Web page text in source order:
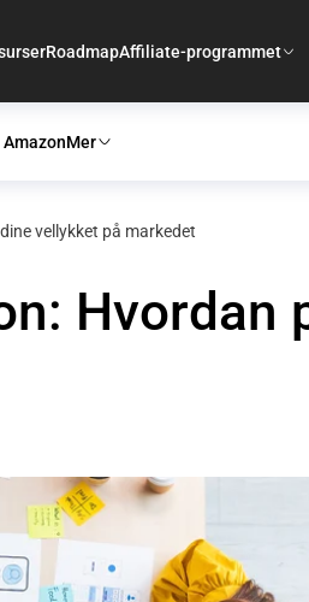
RoadmapAffiliate-programmet
Mer
vellykket på markedet
Hvordan